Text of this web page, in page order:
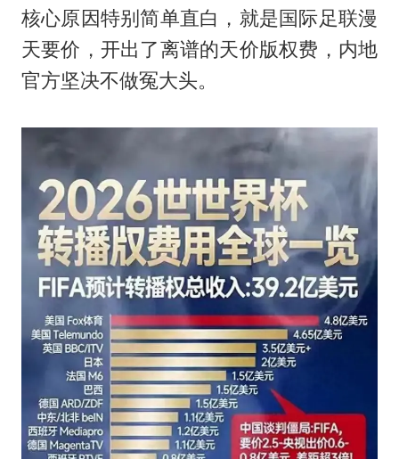
核心原因特别简单直白，就是国际足联漫
天要价，开出了离谱的天价版权费，内地
官方坚决不做冤大头。